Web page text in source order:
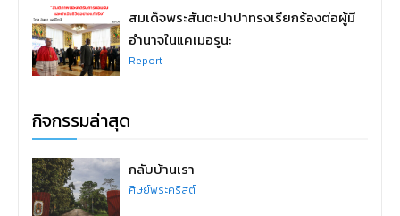
สมเด็จพระสันตะปาปาทรงเรียกร้องต่อผู้มี
อำนาจในแคเมอรูน:
Report
กิจกรรมล่าสุด
กลับบ้านเรา
ศิษย์พระคริสต์